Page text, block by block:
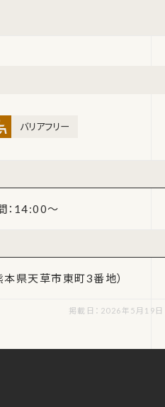
バリアフリー
：14:00～
県天草市東町3番地）
掲載日：2026年5月19日